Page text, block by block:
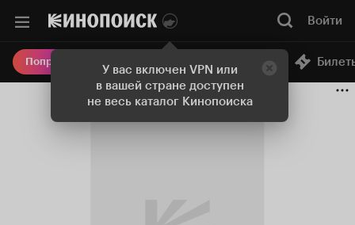
У вас включен VPN или
в вашей стране доступен
не весь каталог Кинопоиска
Войти
Попробовать Плюс Онлайн-кинотеатр